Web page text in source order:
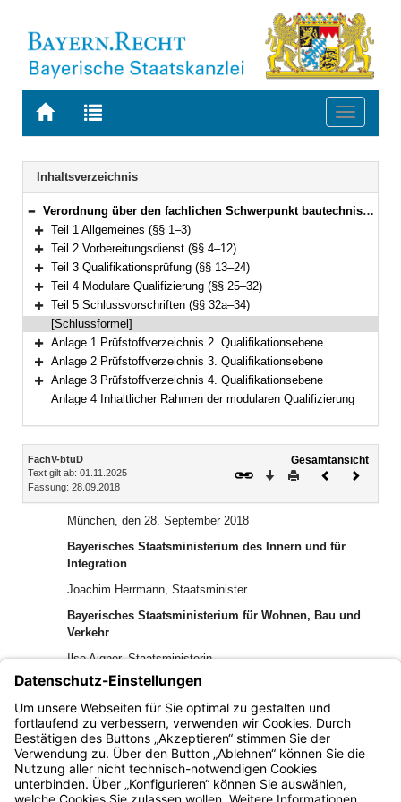
Zur
BAYERN.RECHT
Zur
letzten
Suche
Toggle
Navigation
Inhaltsverzeichnis
Bereich reduzieren
Verordnung über den fachlichen Schwerpunkt bautechnischer und umweltfachlicher Verwaltungsdienst (Fachverordnung bautechnischer und umweltfachlicher Verwaltungsdienst – FachV-btuD) Vom 28. September 2018 (GVBl. S. 755) BayRS 2038-3-1-8-V (§§ 1–34)
Bereich erweitern
Teil 1 Allgemeines (§§ 1–3)
Bereich erweitern
Teil 2 Vorbereitungsdienst (§§ 4–12)
Bereich erweitern
Teil 3 Qualifikationsprüfung (§§ 13–24)
Bereich erweitern
Teil 4 Modulare Qualifizierung (§§ 25–32)
Bereich erweitern
Teil 5 Schlussvorschriften (§§ 32a–34)
[Schlussformel]
Bereich erweitern
Anlage 1 Prüfstoffverzeichnis 2. Qualifikationsebene
Bereich erweitern
Anlage 2 Prüfstoffverzeichnis 3. Qualifikationsebene
Bereich erweitern
Anlage 3 Prüfstoffverzeichnis 4. Qualifikationsebene
Anlage 4 Inhaltlicher Rahmen der modularen Qualifizierung
Inhalt
FachV-btuD
Text gilt ab: 01.11.2025
Fassung: 28.09.2018
Gesamtansicht
Download
DruckenVorheriges
München, den 28. September 2018
Bayerisches Staatsministerium des Innern und für
Integration
Joachim Herrmann, Staatsminister
Bayerisches Staatsministerium für Wohnen, Bau und
Verkehr
Ilse Aigner, Staatsministerin
Bayerisches Staatsministerium für Umwelt und
Verbraucherschutz
Dr. Marcel Huber, Staatsminister
Bayern.de